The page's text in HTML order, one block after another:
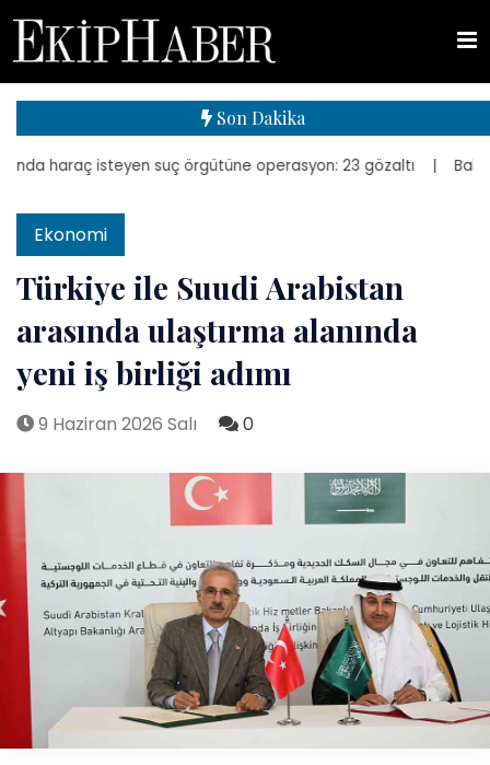
Son Dakika
haraç isteyen suç örgütüne operasyon: 23 gözaltı | Bakan
Ekonomi
Türkiye ile Suudi Arabistan
arasında ulaştırma alanında
yeni iş birliği adımı
9 Haziran 2026 Salı 0